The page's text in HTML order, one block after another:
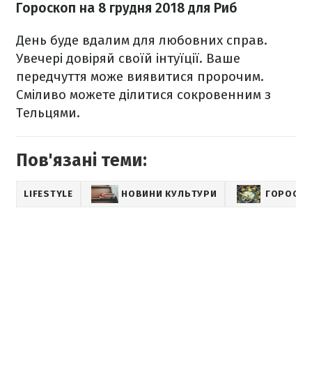
Гороскоп на 8 грудня 2018 для Риб
День буде вдалим для любовних справ.
Увечері довіряй своїй інтуїції. Ваше
передчуття може виявитися пророчим.
Сміливо можете ділитися сокровенним з
Тельцями.
Пов'язані теми:
LIFESTYLE НОВИНИ КУЛЬТУРИ